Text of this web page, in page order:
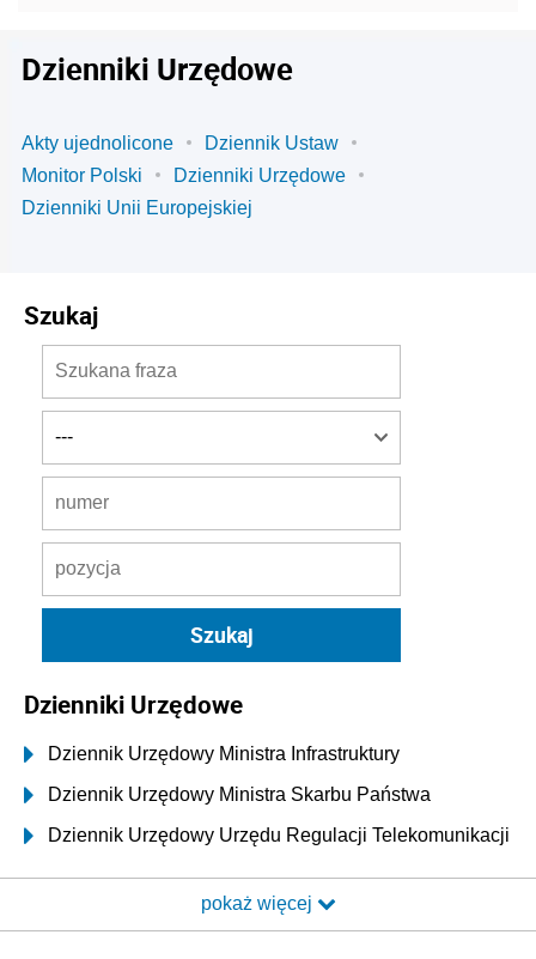
Dzienniki Urzędowe
Akty ujednolicone
Dziennik Ustaw
Monitor Polski
Dzienniki Urzędowe
Dzienniki Unii Europejskiej
Szukaj
Dzienniki Urzędowe
Dziennik Urzędowy Ministra Infrastruktury
Dziennik Urzędowy Ministra Skarbu Państwa
Dziennik Urzędowy Urzędu Regulacji Telekomunikacji
Dziennik Urzędowy Ministra Transportu i Budownictwa
pokaż więcej